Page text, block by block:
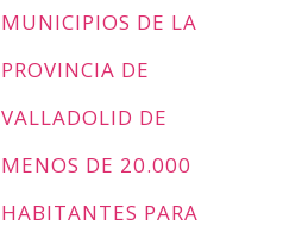
MUNICIPIOS DE LA
PROVINCIA DE
VALLADOLID DE
MENOS DE 20.000
HABITANTES PARA